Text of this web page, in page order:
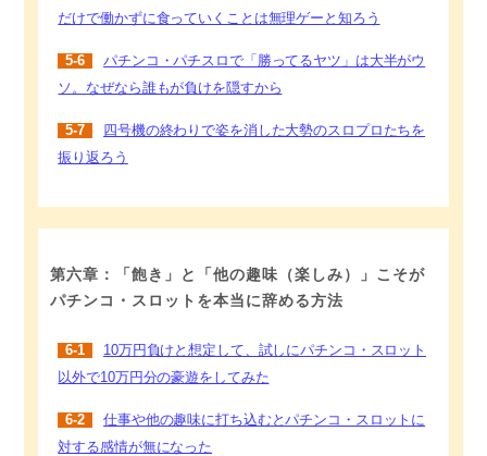
だけで働かずに食っていくことは無理ゲーと知ろう
5-6
パチンコ・パチスロで「勝ってるヤツ」は大半がウ
ソ。なぜなら誰もが負けを隠すから
5-7
四号機の終わりで姿を消した大勢のスロプロたちを
振り返ろう
第六章：「飽き」と「他の趣味（楽しみ）」こそが
パチンコ・スロットを本当に辞める方法
6-1
10万円負けと想定して、試しにパチンコ・スロット
以外で10万円分の豪遊をしてみた
6-2
仕事や他の趣味に打ち込むとパチンコ・スロットに
対する感情が無になった